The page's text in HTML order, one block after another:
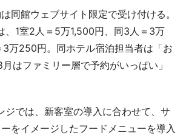
同館ウェブサイト限定で受け付ける。
、1室2人＝5万1,500円、同3人＝3万
万250円。同ホテル宿泊担当者は「お
はファミリー層で予約がいっぱい」
では、新客室の導入に合わせて、サ
をイメージしたフードメニューを導入